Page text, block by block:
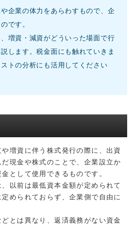
企業の体力をあらわすもので、企
です。
増資・減資がどういった場面で行
します。税金面にも触れていきま
トの分析にも活用してください
増資に伴う株式発行の際に、出資
現金や株式のことで、企業設立か
として使用できるものです。
以前は最低資本金額が定められて
められておらず、企業側で自由に
とは異なり、返済義務がない資金